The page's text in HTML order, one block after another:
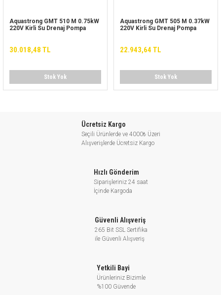
Aquastrong GMT 510 M 0.75kW
220V Kirli Su Drenaj Pompa
30.018,48 TL
Stok Yok
Aquastrong GMT 505 M 0.37kW
220V Kirli Su Drenaj Pompa
22.943,64 TL
Stok Yok
Ücretsiz Kargo
Seçili Ürünlerde ve 4000₺ Üzeri
Alışverişlerde Ücretsiz Kargo
Hızlı Gönderim
Siparişleriniz 24 saat
İçinde Kargoda
Güvenli Alışveriş
265 Bit SSL Sertifika
ile Güvenli Alışveriş
Yetkili Bayi
Ürünleriniz Bizimle
%100 Güvende